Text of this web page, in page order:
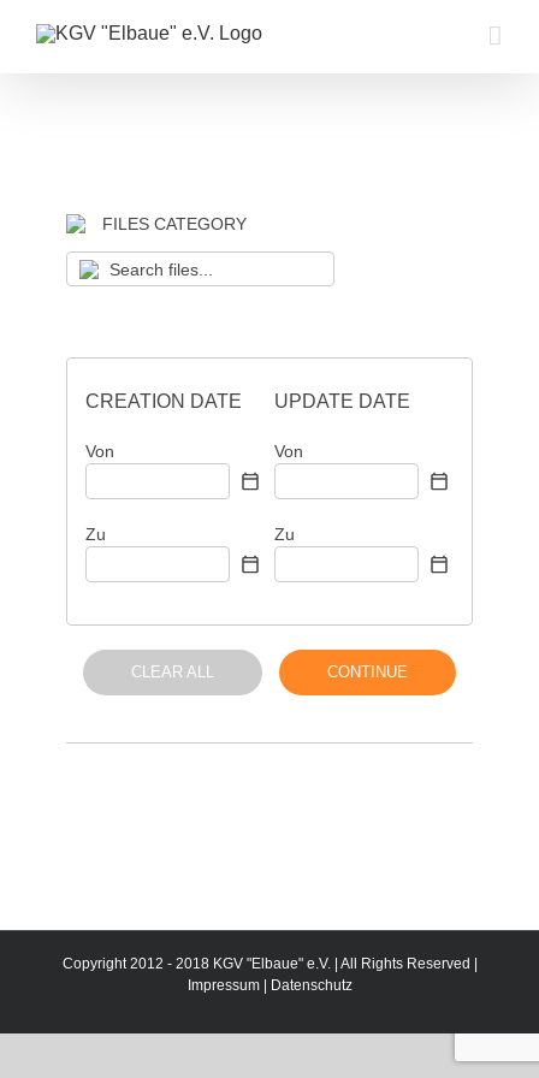
Inhalt
FILES CATEGORY
CREATION DATE
Von
Zu
UPDATE DATE
Von
Zu
CLEAR ALL CONTINUE
Copyright 2012 - 2018 KGV "Elbaue" e.V. | All Rights Reserved |
Impressum| Datenschutz